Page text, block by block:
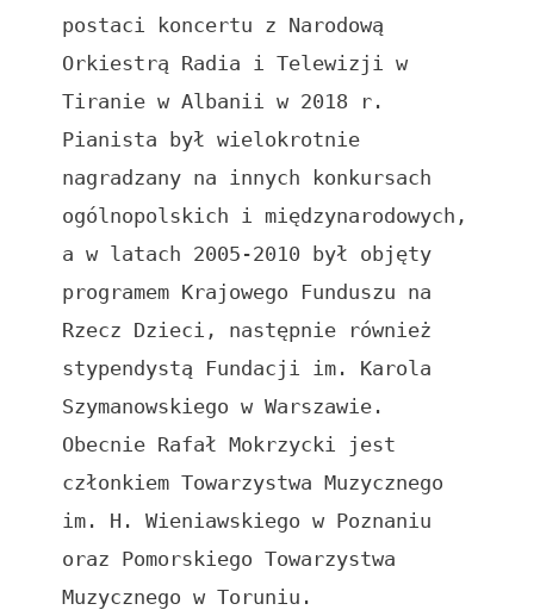
postaci koncertu z Narodową
Orkiestrą Radia i Telewizji w
Tiranie w Albanii w 2018 r.
Pianista był wielokrotnie
nagradzany na innych konkursach
ogólnopolskich i międzynarodowych,
a w latach 2005-2010 był objęty
programem Krajowego Funduszu na
Rzecz Dzieci, następnie również
stypendystą Fundacji im. Karola
Szymanowskiego w Warszawie.
Obecnie Rafał Mokrzycki jest
członkiem Towarzystwa Muzycznego
im. H. Wieniawskiego w Poznaniu
oraz Pomorskiego Towarzystwa
Muzycznego w Toruniu.